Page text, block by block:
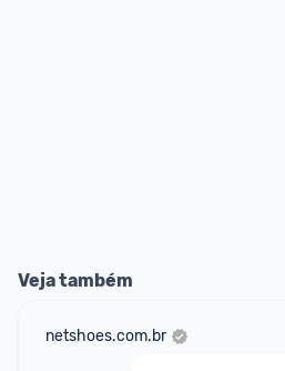
Veja também
netshoes.com.br